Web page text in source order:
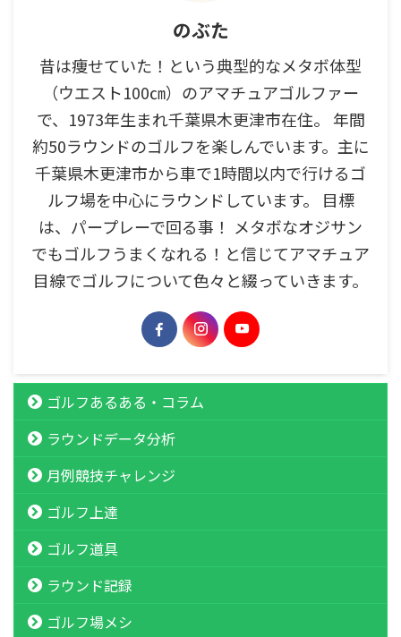
のぶた
昔は痩せていた！という典型的なメタボ体型
（ウエスト100㎝）のアマチュアゴルファー
で、1973年生まれ千葉県木更津市在住。 年間
約50ラウンドのゴルフを楽しんでいます。主に
千葉県木更津市から車で1時間以内で行けるゴ
ルフ場を中心にラウンドしています。 目標
は、パープレーで回る事！ メタボなオジサン
でもゴルフうまくなれる！と信じてアマチュア
目線でゴルフについて色々と綴っていきます。
ゴルフあるある・コラム
ラウンドデータ分析
月例競技チャレンジ
ゴルフ上達
ゴルフ道具
ラウンド記録
ゴルフ場メシ